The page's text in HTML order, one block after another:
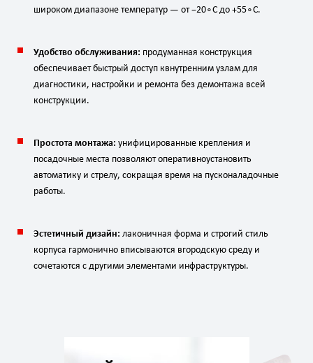
широком диапазоне температур — от−20∘C до +55∘C.
Удобство обслуживания: продуманная конструкция
обеспечиваетбыстрый доступ квнутренним узлам для
диагностики, настройки и ремонта без демонтажа всей
конструкции.
Простота монтажа: унифицированные крепления и
посадочные места позволяютоперативноустановить
автоматику и стрелу, сокращая время на пусконаладочные
работы.
Эстетичный дизайн: лаконичная форма и строгий стиль
корпуса гармонично вписываются вгородскую среду и
сочетаются с другими элементами инфраструктуры.